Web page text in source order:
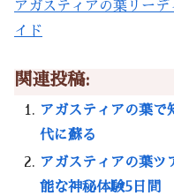
アガスティアの葉リー
イド
関連投稿:
アガスティアの葉で
代に蘇る
アガスティアの葉ツ
能な神秘体験5日間